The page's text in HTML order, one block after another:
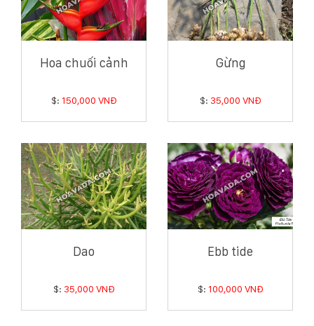
Hoa chuối cảnh
$: 150,000 VNĐ
Gừng
$: 35,000 VNĐ
Dao
$: 35,000 VNĐ
Ebb tide
$: 100,000 VNĐ